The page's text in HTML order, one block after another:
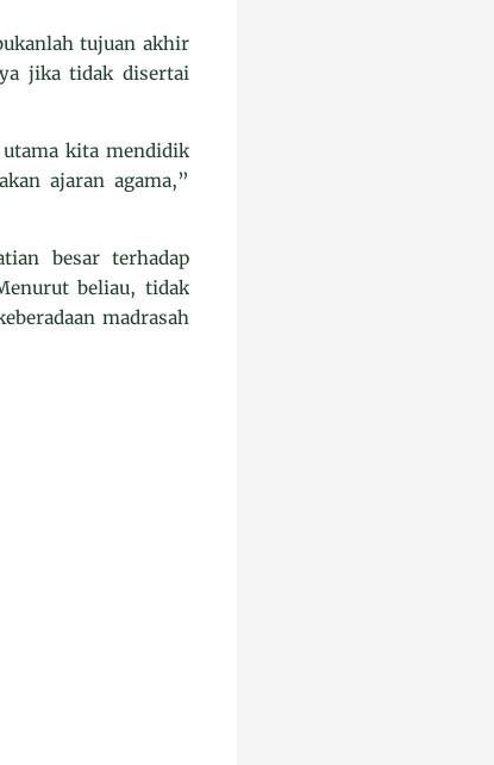
tujuan akhir
jika tidak disertai
kita mendidik
ajaran agama,”
besar terhadap
beliau, tidak
madrasah